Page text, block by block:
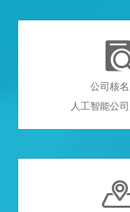

公司核
人工智能公